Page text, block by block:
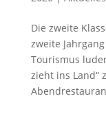
Die zweite
zweite
Tourismus
zieht ins Land“